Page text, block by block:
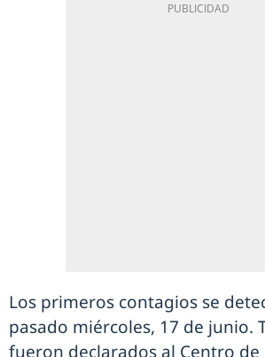
Los primeros contagios se
pasado miércoles, 17 de junio.
fueron declarados al Centro